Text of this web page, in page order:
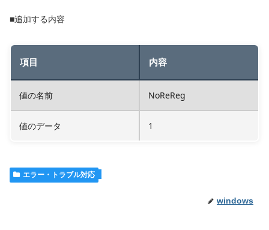
■追加する内容
項目 内容
値の名前 NoReReg
値のデータ 1
エラー・トラブル対応
windows